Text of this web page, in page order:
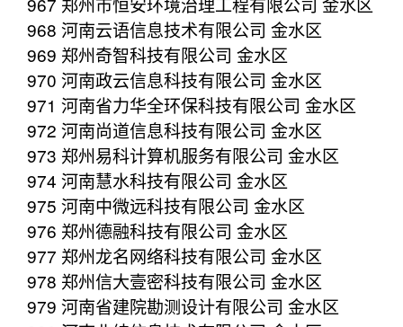
968 河南云语信息技术有限公司 金水区
969 郑州奇智科技有限公司 金水区
970 河南政云信息科技有限公司 金水区
971 河南省力华全环保科技有限公司 金水区
972 河南尚道信息科技有限公司 金水区
973 郑州易科计算机服务有限公司 金水区
974 河南慧水科技有限公司 金水区
975 河南中微远科技有限公司 金水区
976 郑州德融科技有限公司 金水区
977 郑州龙名网络科技有限公司 金水区
978 郑州信大壹密科技有限公司 金水区
979 河南省建院勘测设计有限公司 金水区